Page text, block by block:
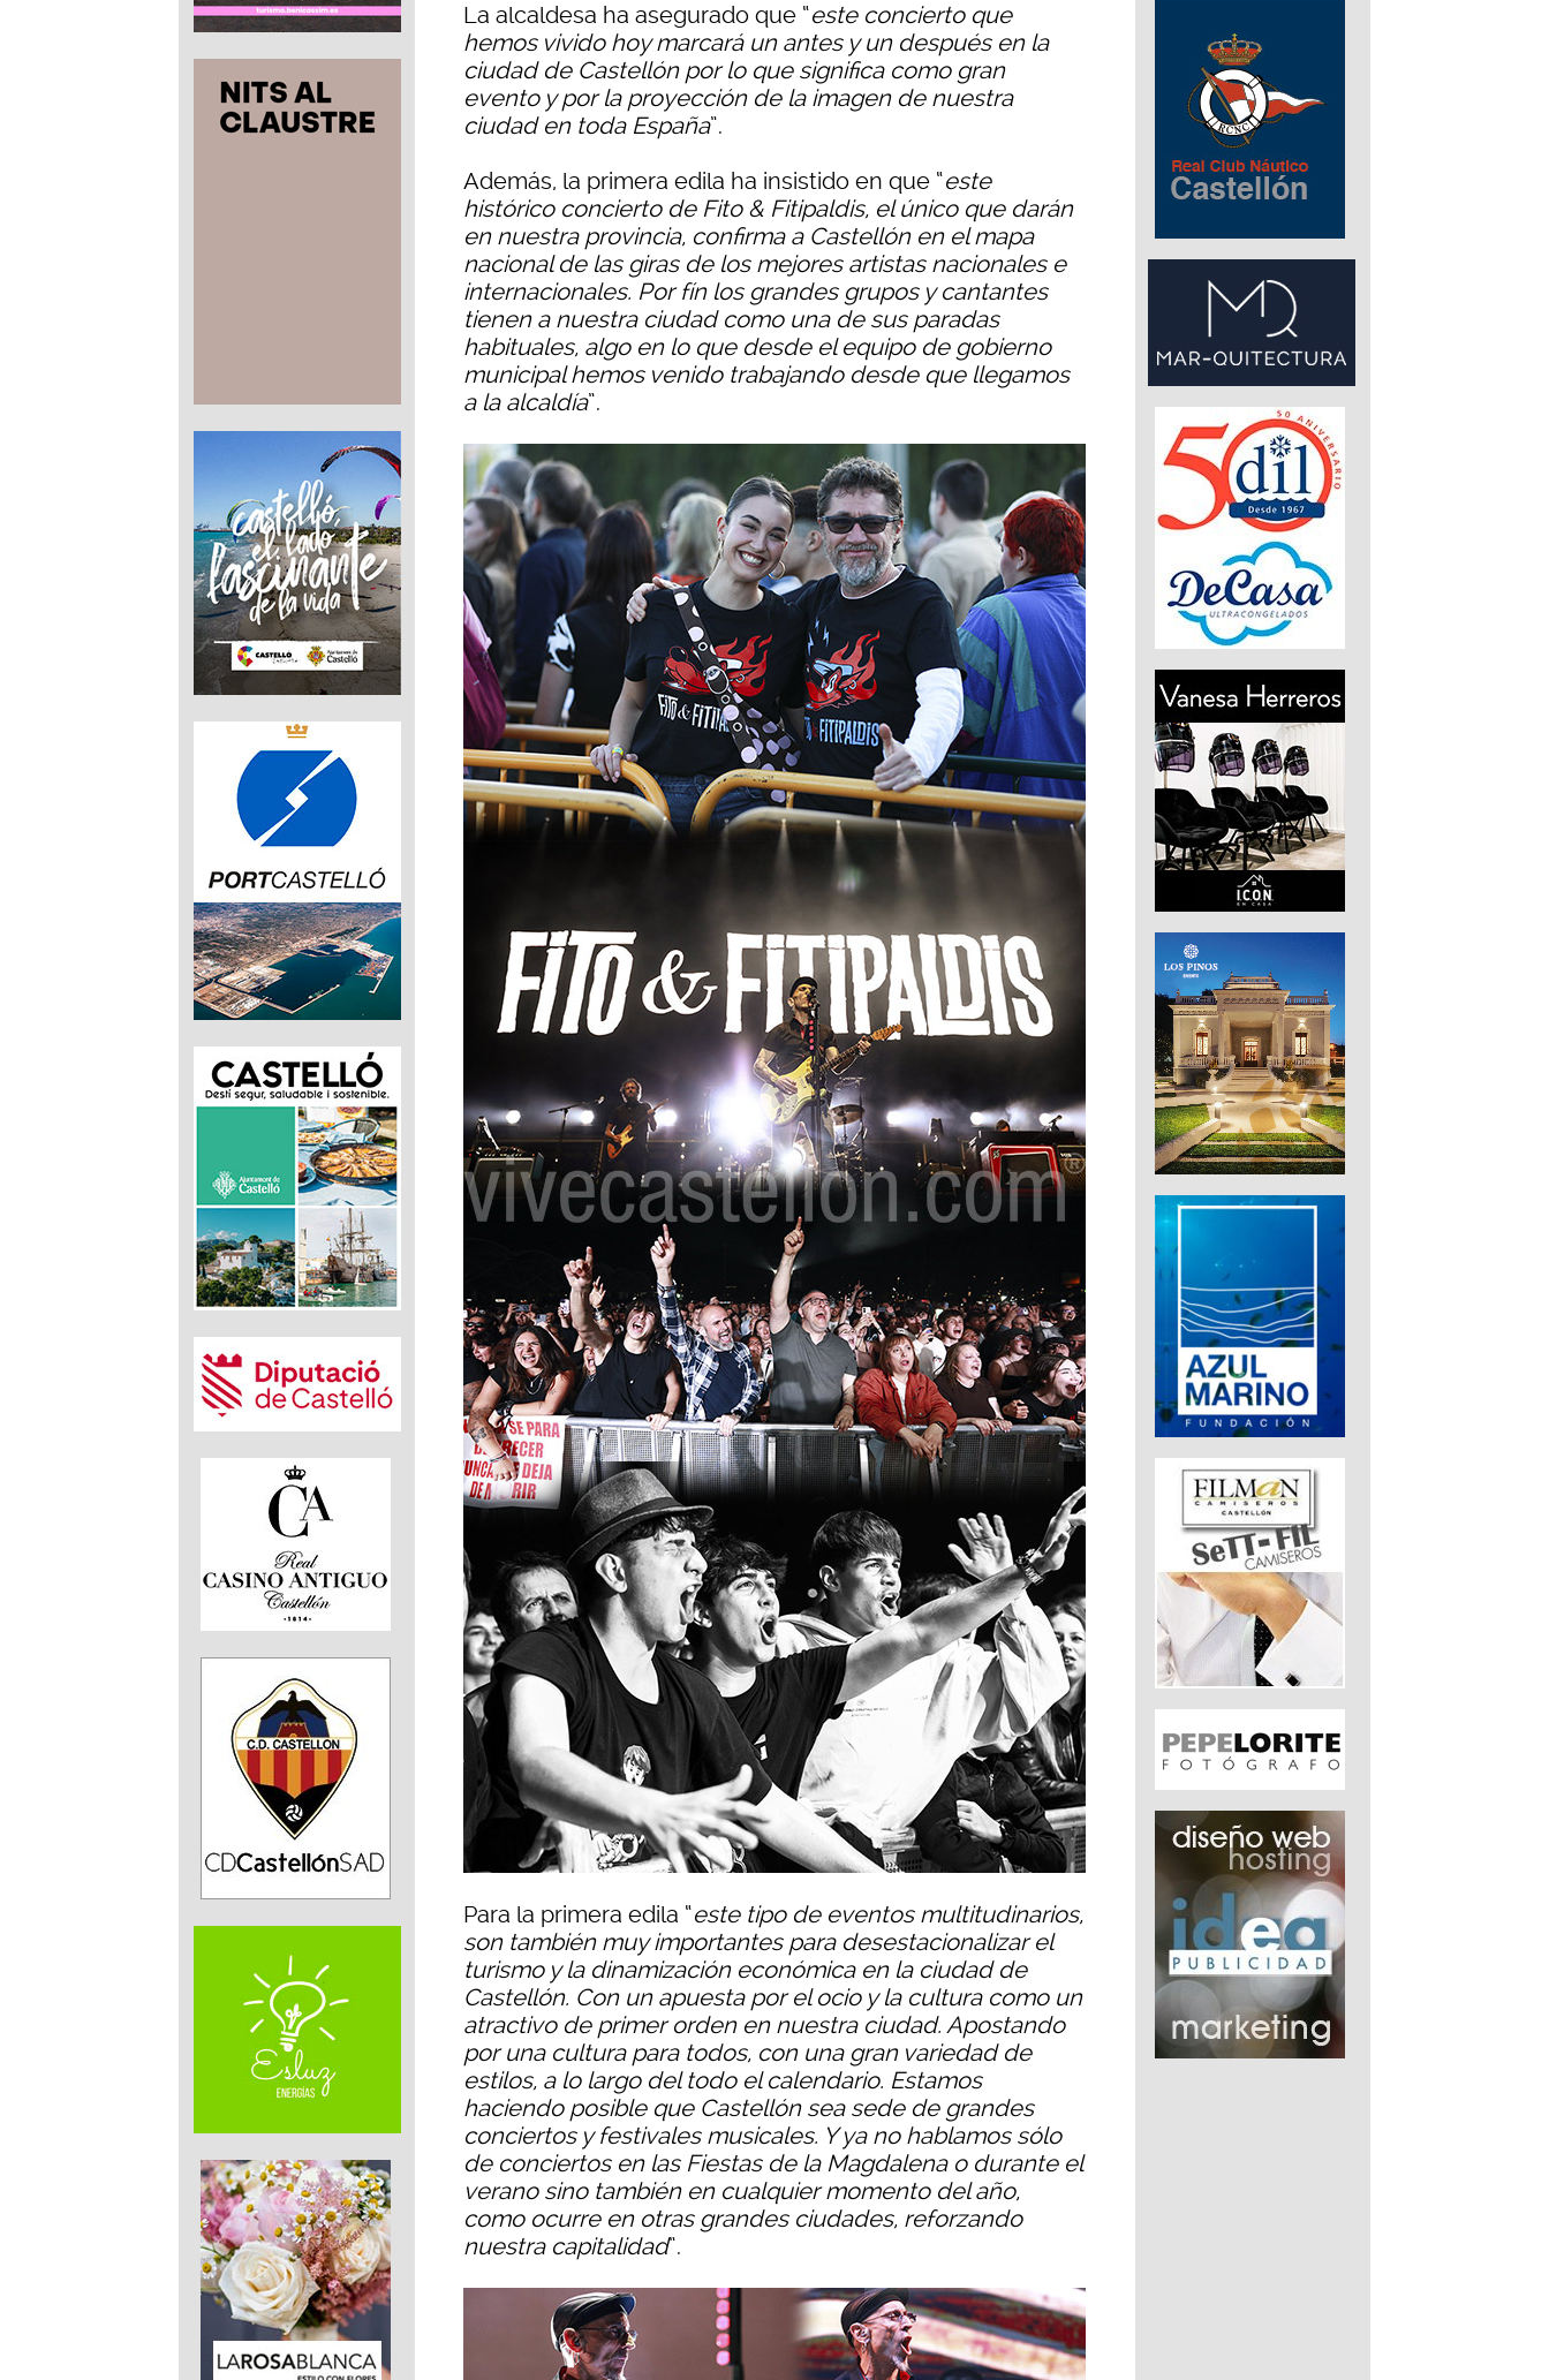
La alcaldesa ha asegurado que “este concierto que
hemos vivido hoy marcará un antes y un después en la
ciudad de Castellón por lo que significa como gran
evento y por la proyección de la imagen de nuestra
ciudad en toda España”.
Además, la primera edila ha insistido en que “este
histórico concierto de Fito & Fitipaldis, el único que darán
en nuestra provincia, confirma a Castellón en el mapa
nacional de las giras de los mejores artistas nacionales e
internacionales. Por fín los grandes grupos y cantantes
tienen a nuestra ciudad como una de sus paradas
habituales, algo en lo que desde el equipo de gobierno
municipal hemos venido trabajando desde que llegamos
a la alcaldía”.
Para la primera edila “este tipo de eventos multitudinarios,
son también muy importantes para desestacionalizar el
turismo y la dinamización económica en la ciudad de
Castellón. Con un apuesta por el ocio y la cultura como un
atractivo de primer orden en nuestra ciudad. Apostando
por una cultura para todos, con una gran variedad de
estilos, a lo largo del todo el calendario. Estamos
haciendo posible que Castellón sea sede de grandes
conciertos y festivales musicales. Y ya no hablamos sólo
de conciertos en las Fiestas de la Magdalena o durante el
verano sino también en cualquier momento del año,
como ocurre en otras grandes ciudades, reforzando
nuestra capitalidad”.